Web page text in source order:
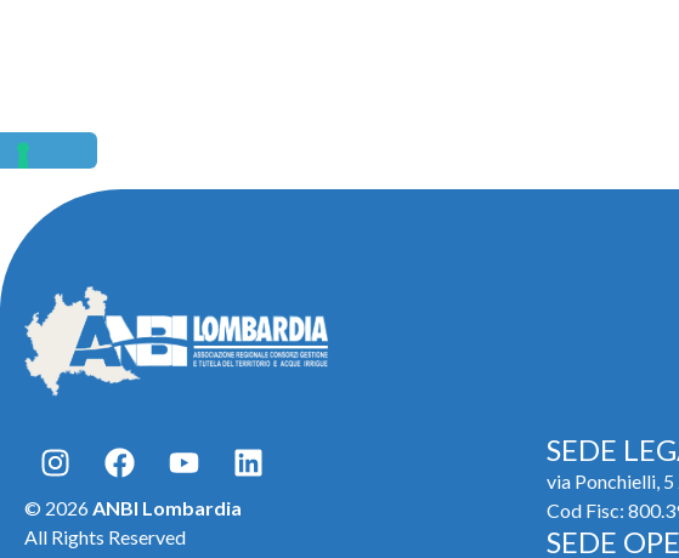
© 2026ANBI Lombardia
All Rights Reserved
SEDE
via Ponchielli,
Cod Fisc:
SEDE